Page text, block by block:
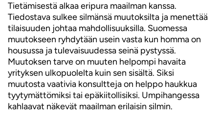
Tietämisestä alkaa eripura maailman kanssa.
Tiedostava sulkee silmänsä muutoksilta ja menettää
tilaisuuden johtaa mahdollisuuksilla. Suomessa
muutokseen ryhdytään usein vasta kun homma on
housussa ja tulevaisuudessa seinä pystyssä.
Muutoksen tarve on muuten helpompi havaita
yrityksen ulkopuolelta kuin sen sisältä. Siksi
muutosta vaativia konsultteja on helppo haukkua
tyytymättömiksi tai epäkiitollisiksi. Umpihangessa
kahlaavat näkevät maailman erilaisin silmin.